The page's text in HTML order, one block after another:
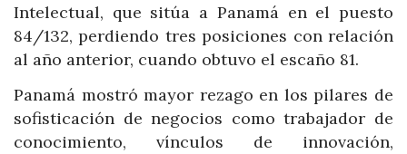
Intelectual, que sitúa a Panamá en el puesto
84/132, perdiendo tres posiciones con relación
al año anterior, cuando obtuvo el escaño 81.
Panamá mostró mayor rezago en los pilares de
sofisticación de negocios como trabajador de
conocimiento, vínculos de innovación,